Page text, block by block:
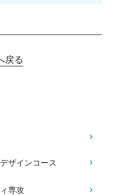
戻る
ザインコース
専攻